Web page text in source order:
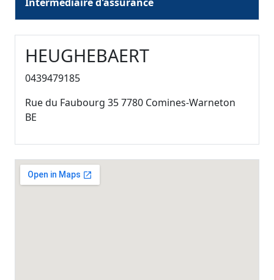
Intermédiaire d'assurance
HEUGHEBAERT
0439479185
Rue du Faubourg 35 7780 Comines-Warneton
BE